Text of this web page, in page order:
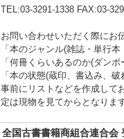
TEL:03-3291-1338 FAX:03-
お問い合わせいただく際にお
「本のジャンル(雑誌・単行本
「何冊くらいあるのか(ダンボ
「本の状態(蔵印、書込み、破
事前にリストなどを作成して
定は現物を見てからとなります
全国古書書籍商組合連合会